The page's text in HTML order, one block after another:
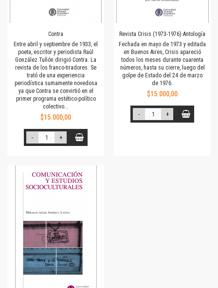
Contra
Entre abril y septiembre de 1933, el
poeta, escritor y periodista Raúl
González Tuñón dirigió Contra. La
revista de los franco-tiradores. Se
trató de una experiencia
periodística sumamente novedosa
ya que Contra se convirtió en el
primer programa estético-político
colectivo...
$15.000,00
- +
Revista Crisis (1973-1976) Antología
Fechada en mayo de 1973 y editada
en Buenos Aires, Crisis apareció
todos los meses durante cuarenta
números, hasta su cierre, luego del
golpe de Estado del 24 de marzo
de 1976.
$15.000,00
- +